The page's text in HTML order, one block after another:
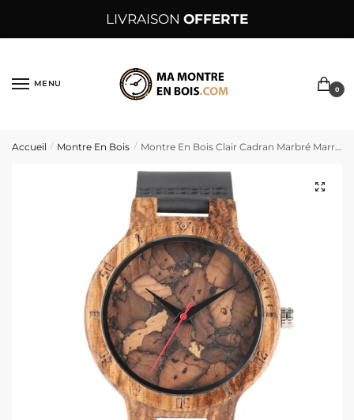
LIVRAISON OFFERTE
MENU
0
Accueil / Montre En Bois / Montre En Bois Clair Cadran Marbré Marron Et Noir Aiguilles Noires – MarmoMarrone